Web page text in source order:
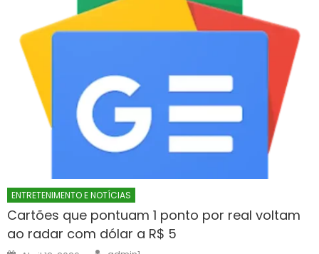
ENTRETENIMENTO E NOTÍCIAS
Cartões que pontuam 1 ponto por real voltam
ao radar com dólar a R$ 5
Author